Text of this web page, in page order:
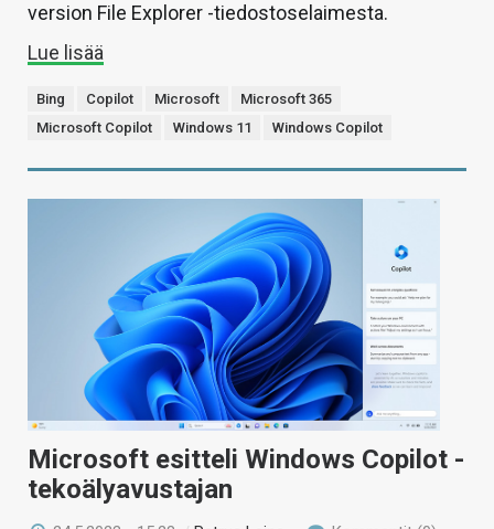
version File Explorer -tiedostoselaimesta.
Lue lisää
Bing Copilot Microsoft
Microsoft 365
Microsoft Copilot
Windows 11 Windows Copilot
Microsoft esitteli Windows Copilot -
tekoälyavustajan